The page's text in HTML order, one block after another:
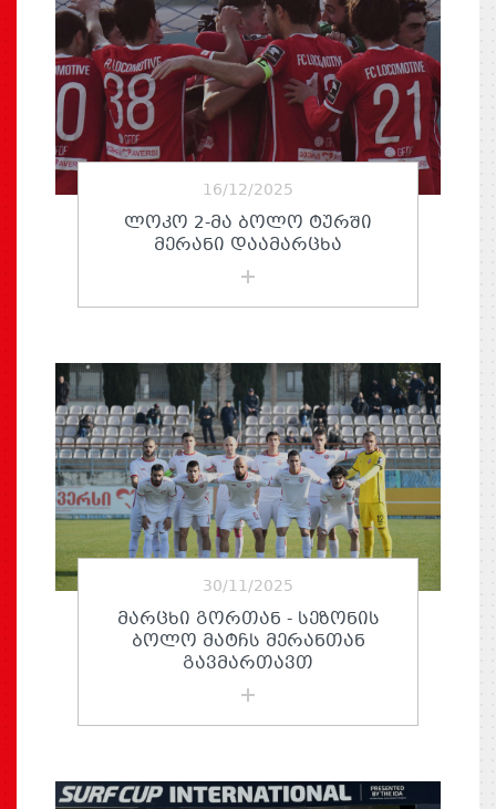
16/12/2025
ᲚᲝᲙᲝ 2-ᲛᲐ ᲑᲝᲚᲝ ᲢᲣᲠᲨᲘ
ᲛᲔᲠᲐᲜᲘ ᲓᲐᲐᲛᲐᲠᲪᲮᲐ
30/11/2025
ᲛᲐᲠᲪᲮᲘ ᲒᲝᲠᲗᲐᲜ - ᲡᲔᲖᲝᲜᲘᲡ
ᲑᲝᲚᲝ ᲛᲐᲢᲩᲡ ᲛᲔᲠᲐᲜᲗᲐᲜ
ᲒᲐᲕᲛᲐᲠᲗᲐᲕᲗ